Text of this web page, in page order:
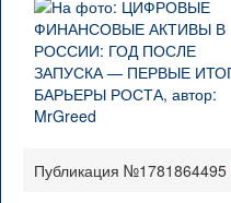
Публикация №1781864495